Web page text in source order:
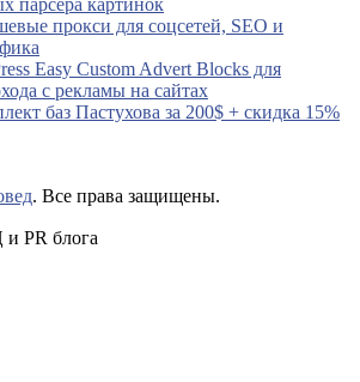
прокси для соцсетей, SEO и
Easy Custom Advert Blocks для
с рекламы на сайтах
баз Пастухова за 200$ + скидка 15%
. Все права защищены.